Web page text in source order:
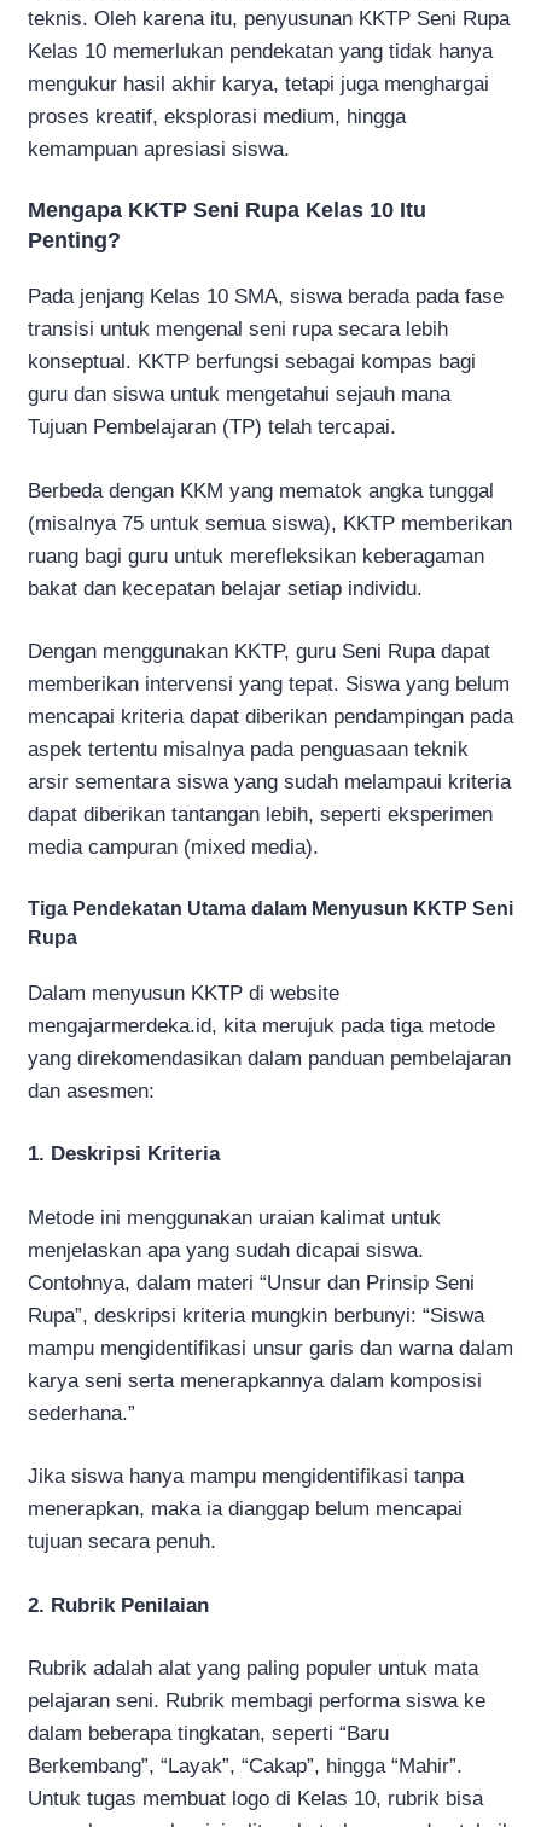
teknis. Oleh karena itu, penyusunan KKTP Seni Rupa
Kelas 10 memerlukan pendekatan yang tidak hanya
mengukur hasil akhir karya, tetapi juga menghargai
proses kreatif, eksplorasi medium, hingga
kemampuan apresiasi siswa.
Mengapa KKTP Seni Rupa Kelas 10 Itu
Penting?
Pada jenjang Kelas 10 SMA, siswa berada pada fase
transisi untuk mengenal seni rupa secara lebih
konseptual. KKTP berfungsi sebagai kompas bagi
guru dan siswa untuk mengetahui sejauh mana
Tujuan Pembelajaran (TP) telah tercapai.
Berbeda dengan KKM yang mematok angka tunggal
(misalnya 75 untuk semua siswa), KKTP memberikan
ruang bagi guru untuk merefleksikan keberagaman
bakat dan kecepatan belajar setiap individu.
Dengan menggunakan KKTP, guru Seni Rupa dapat
memberikan intervensi yang tepat. Siswa yang belum
mencapai kriteria dapat diberikan pendampingan pada
aspek tertentu misalnya pada penguasaan teknik
arsir sementara siswa yang sudah melampaui kriteria
dapat diberikan tantangan lebih, seperti eksperimen
media campuran (mixed media).
Tiga Pendekatan Utama dalam Menyusun KKTP Seni
Rupa
Dalam menyusun KKTP di website
mengajarmerdeka.id, kita merujuk pada tiga metode
yang direkomendasikan dalam panduan pembelajaran
dan asesmen:
1. Deskripsi Kriteria
Metode ini menggunakan uraian kalimat untuk
menjelaskan apa yang sudah dicapai siswa.
Contohnya, dalam materi “Unsur dan Prinsip Seni
Rupa”, deskripsi kriteria mungkin berbunyi: “Siswa
mampu mengidentifikasi unsur garis dan warna dalam
karya seni serta menerapkannya dalam komposisi
sederhana.”
Jika siswa hanya mampu mengidentifikasi tanpa
menerapkan, maka ia dianggap belum mencapai
tujuan secara penuh.
2. Rubrik Penilaian
Rubrik adalah alat yang paling populer untuk mata
pelajaran seni. Rubrik membagi performa siswa ke
dalam beberapa tingkatan, seperti “Baru
Berkembang”, “Layak”, “Cakap”, hingga “Mahir”.
Untuk tugas membuat logo di Kelas 10, rubrik bisa